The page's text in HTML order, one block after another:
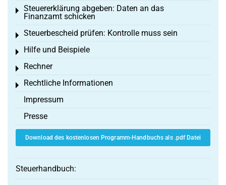
Steuererklärung abgeben: Daten an das
Finanzamt schicken
Toggle menu
Steuerbescheid prüfen: Kontrolle muss sein
Toggle menu
Hilfe und Beispiele
Toggle menu
Rechner
Toggle menu
Rechtliche Informationen
Toggle menu
Impressum
Presse
Download des kostenlosen Programm-Handbuchs als .pdf Datei
Steuerhandbuch: